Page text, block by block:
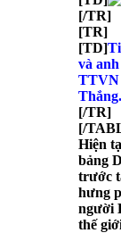
[/TR]
[TR]
[TD]
và
TTVN
Thắng.
[/TR]
[/
Hiện
bảng
trước
hưng
người
thế